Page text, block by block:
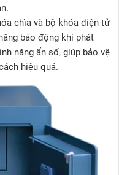
chìa và bộ khóa điện tử
báo động khi phát
năng ẩn số, giúp bảo vệ
hiệu quả.